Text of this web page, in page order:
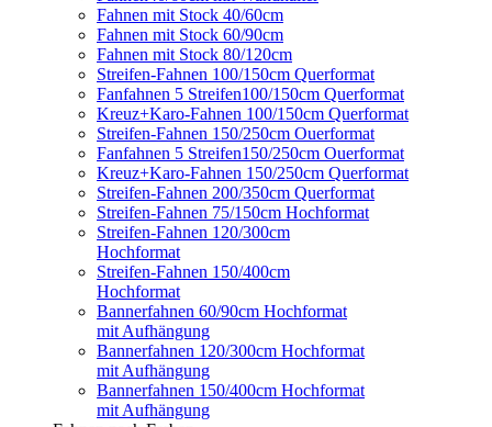
Fahnen mit Stock 40/60cm
Fahnen mit Stock 60/90cm
Fahnen mit Stock 80/120cm
Streifen-Fahnen 100/150cm Querformat
Fanfahnen 5 Streifen100/150cm Querformat
Kreuz+Karo-Fahnen 100/150cm Querformat
Streifen-Fahnen 150/250cm Ouerformat
Fanfahnen 5 Streifen150/250cm Ouerformat
Kreuz+Karo-Fahnen 150/250cm Querformat
Streifen-Fahnen 200/350cm Querformat
Streifen-Fahnen 75/150cm Hochformat
Streifen-Fahnen 120/300cm
Hochformat
Streifen-Fahnen 150/400cm
Hochformat
Bannerfahnen 60/90cm Hochformat
mit Aufhängung
Bannerfahnen 120/300cm Hochformat
mit Aufhängung
Bannerfahnen 150/400cm Hochformat
mit Aufhängung